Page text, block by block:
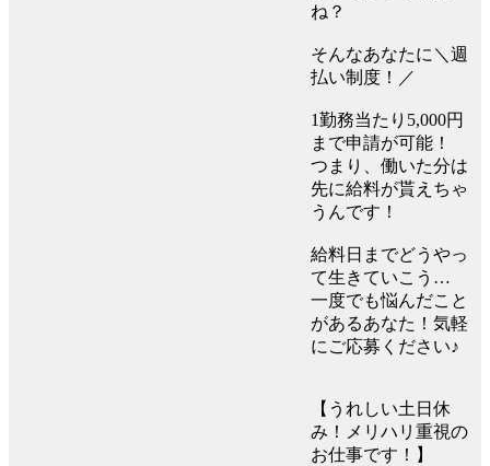
ね？
そんなあなたに＼週
払い制度！／
1勤務当たり5,000円
まで申請が可能！
つまり、働いた分は
先に給料が貰えちゃ
うんです！
給料日までどうやっ
て生きていこう…
一度でも悩んだこと
があるあなた！気軽
にご応募ください♪
【うれしい土日休
み！メリハリ重視の
お仕事です！】